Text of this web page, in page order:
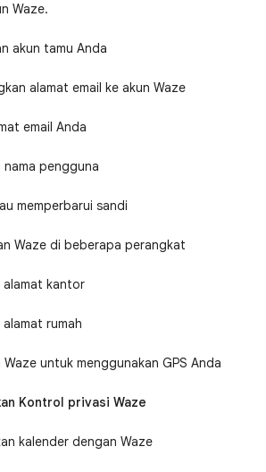
Waze.
akun tamu Anda
alamat email ke akun Waze
email Anda
pengguna
memperbarui sandi
Waze di beberapa perangkat
alamat kantor
rumah
untuk menggunakan GPS Anda
Kontrol privasi Waze
kalender dengan Waze